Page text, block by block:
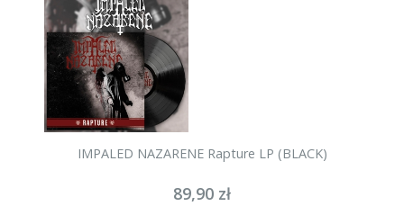
IMPALED NAZARENE Rapture LP (BLACK)
89,90 zł